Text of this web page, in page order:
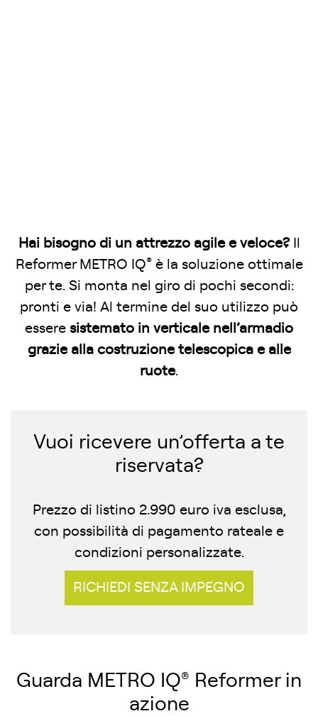
Hai bisogno di un attrezzo agile e veloce?Il
Reformer METRO IQ®è la soluzione ottimale
per te. Si monta nel giro di pochi secondi:
pronti e via! Al termine del suo utilizzo può
essere sistemato in verticale nell’armadio
grazie alla costruzione telescopica e alle
ruote.
Vuoi ricevere un’offerta a te
riservata?
Prezzo di listino 2.990 euro iva esclusa,
con possibilità di pagamento rateale e
condizioni personalizzate.
RICHIEDI SENZA IMPEGNO
Guarda METRO IQ® Reformer in
azione